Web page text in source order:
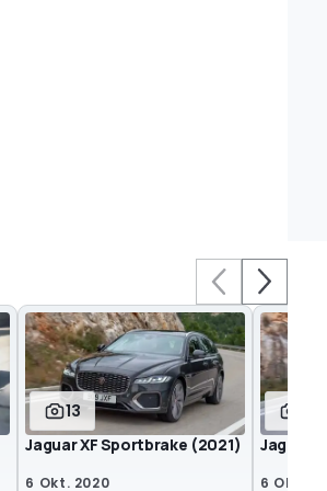
13
Jaguar XF Sportbrake (2021)
6 Okt. 2020
Jaguar
6 Okt.